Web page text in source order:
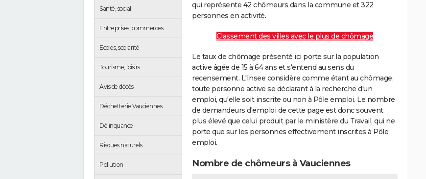
Santé, social
Entreprises, commerces
Ecoles, scolarité
Tourisme, loisirs
Avis de décès
Déchetterie Vauciennes
Délinquance
Risques naturels
Pollution
qui représente 42 chômeurs dans la commune et 322
personnes en activité.
Classement des villes avec le plus de chômage
Le taux de chômage présenté ici porte sur la population
active âgée de 15 à 64 ans et s'entend au sens du
recensement. L'Insee considère comme étant au chômage,
toute personne active se déclarant à la recherche d'un
emploi, qu'elle soit inscrite ou non à Pôle emploi. Le nombre
de demandeurs d'emploi de cette page est donc souvent
plus élevé que celui produit par le ministère du Travail, qui ne
porte que sur les personnes effectivement inscrites à Pôle
emploi.
Nombre de chômeurs à Vauciennes